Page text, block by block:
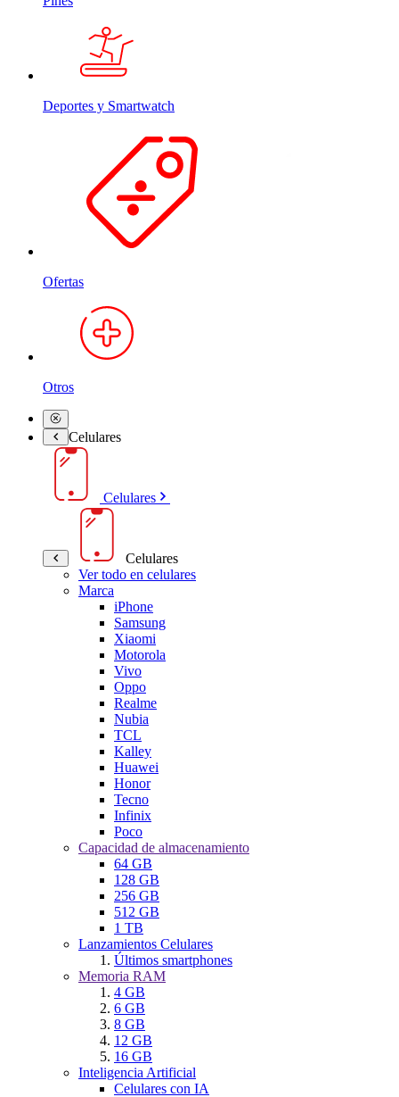
Deportes y Smartwatch
Ofertas
Otros
Celulares
Celulares
Celulares
Ver todo en celulares
Marca
iPhone
Samsung
Xiaomi
Motorola
Vivo
Oppo
Realme
Nubia
TCL
Kalley
Huawei
Honor
Tecno
Infinix
Poco
Capacidad de almacenamiento
64 GB
128 GB
256 GB
512 GB
1 TB
Lanzamientos Celulares
Últimos smartphones
Memoria RAM
4 GB
6 GB
8 GB
12 GB
16 GB
Inteligencia Artificial
Celulares con IA